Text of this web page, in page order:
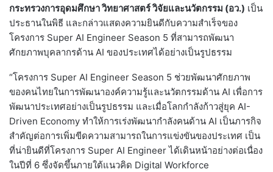
กระทรวงการอุดมศึกษา วิทยาศาสตร์ วิจัยและนวัตกรรม (อว.) เป็น
ประธานในพิธี และกล่าวแสดงความยินดีกับความสำเร็จของ
โครงการ Super AI Engineer Season 5 ที่สามารถพัฒนา
ศักยภาพบุคลากรด้าน AI ของประเทศได้อย่างเป็นรูปธรรม
“โครงการ Super AI Engineer Season 5 ช่วยพัฒนาศักยภาพ
ของคนไทยในการพัฒนาองค์ความรู้และนวัตกรรมด้าน AI เพื่อการ
พัฒนาประเทศอย่างเป็นรูปธรรม และเมื่อโลกกำลังก้าวสู่ยุค AI-
Driven Economy ทำให้การเร่งพัฒนากำลังคนด้าน AI เป็นภารกิจ
สำคัญต่อการเพิ่มขีดความสามารถในการแข่งขันของประเทศ เป็น
ที่น่ายินดีที่โครงการ Super AI Engineer ได้เดินหน้าอย่างต่อเนื่อง
ในปีที่ 6 ซึ่งจัดขึ้นภายใต้แนวคิด Digital Workforce